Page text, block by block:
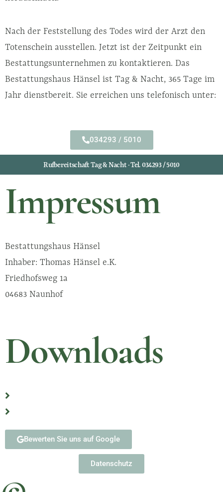
Nach der Feststellung des Todes wird der Arzt den
Totenschein ausstellen. Jetzt ist der Zeitpunkt ein
Bestattungsunternehmen zu kontaktieren. Das
Bestattungshaus Hänsel ist Tag & Nacht, 365 Tage im
Jahr dienstbereit. Sie erreichen uns telefonisch unter:
034293 / 5010
Rufbereitschaft Tag & Nacht · Tel. 034293 / 5010
Impressum
Bestattungshaus Hänsel
Inhaber: Thomas Hänsel e.K.
Friedhofsweg 1a
04683 Naunhof
Downloads
Bewerten Sie uns auf Google
Datenschutz